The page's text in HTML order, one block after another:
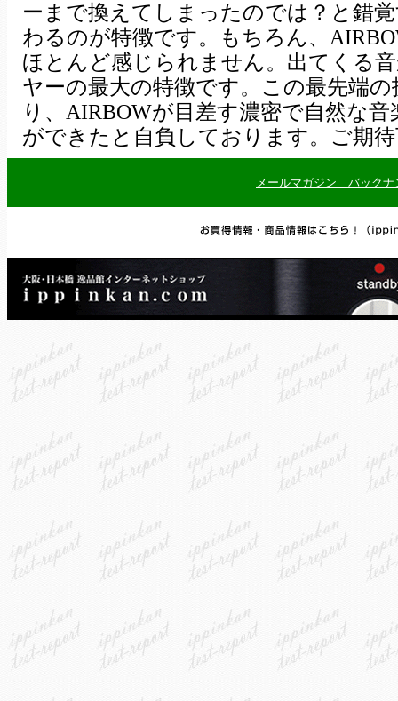
ーまで換えてしまったのでは？と錯
わるのが特徴です。もちろん、
ほとんど感じられません。出てくる
ヤーの最大の特徴です。この最先端
り、AIRBOWが目差す濃密で自然な
ができたと自負しております。ご期
メールマガジン バックナ